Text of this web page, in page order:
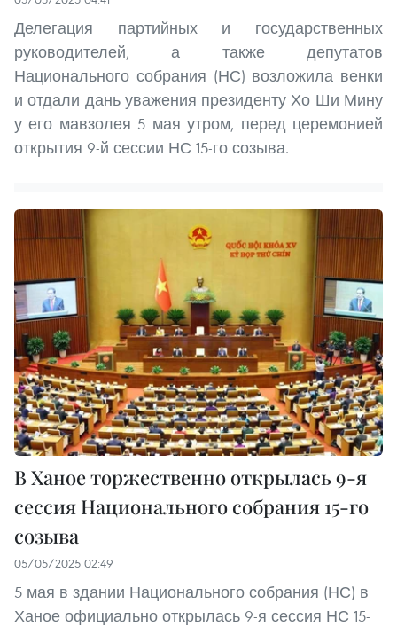
Делегация партийных и государственных
руководителей, а также депутатов
Национального собрания (НС) возложила венки
и отдали дань уважения президенту Хо Ши Мину
у его мавзолея 5 мая утром, перед церемонией
открытия 9-й сессии НС 15-го созыва.
В Ханое торжественно открылась 9-я
сессия Национального собрания 15-го
созыва
05/05/2025 02:49
5 мая в здании Национального собрания (НС) в
Ханое официально открылась 9-я сессия НС 15-